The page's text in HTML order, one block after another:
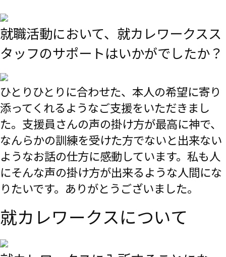
就職活動において、就カレワークスス
タッフのサポートはいかがでしたか？
ひとりひとりに合わせた、本人の希望に寄り
添ってくれるようなご支援をいただきまし
た。支援員さんの声の掛け方が最高に神で、
なんらかの訓練を受けた方でないと出来ない
ようなお話の仕方に感動しています。私も人
にそんな声の掛け方が出来るような人間にな
りたいです。ありがとうございました。
就カレワークスについて